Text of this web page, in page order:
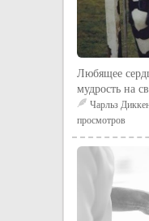
Любящее
мудрость на
Чарльз
просмотров